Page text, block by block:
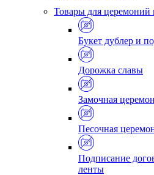
Товары для церемоний
Букет дублер и
Дорожка славы
Замочная
Песочная
Подписание
ленты